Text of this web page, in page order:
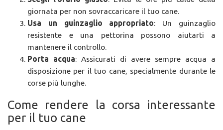
giornata per non sovraccaricare il tuo cane.
Usa un guinzaglio appropriato: Un guinzaglio
resistente e una pettorina possono aiutarti a
mantenere il controllo.
Porta acqua: Assicurati di avere sempre acqua a
disposizione per il tuo cane, specialmente durante le
corse più lunghe.
Come rendere la corsa interessante
per il tuo cane